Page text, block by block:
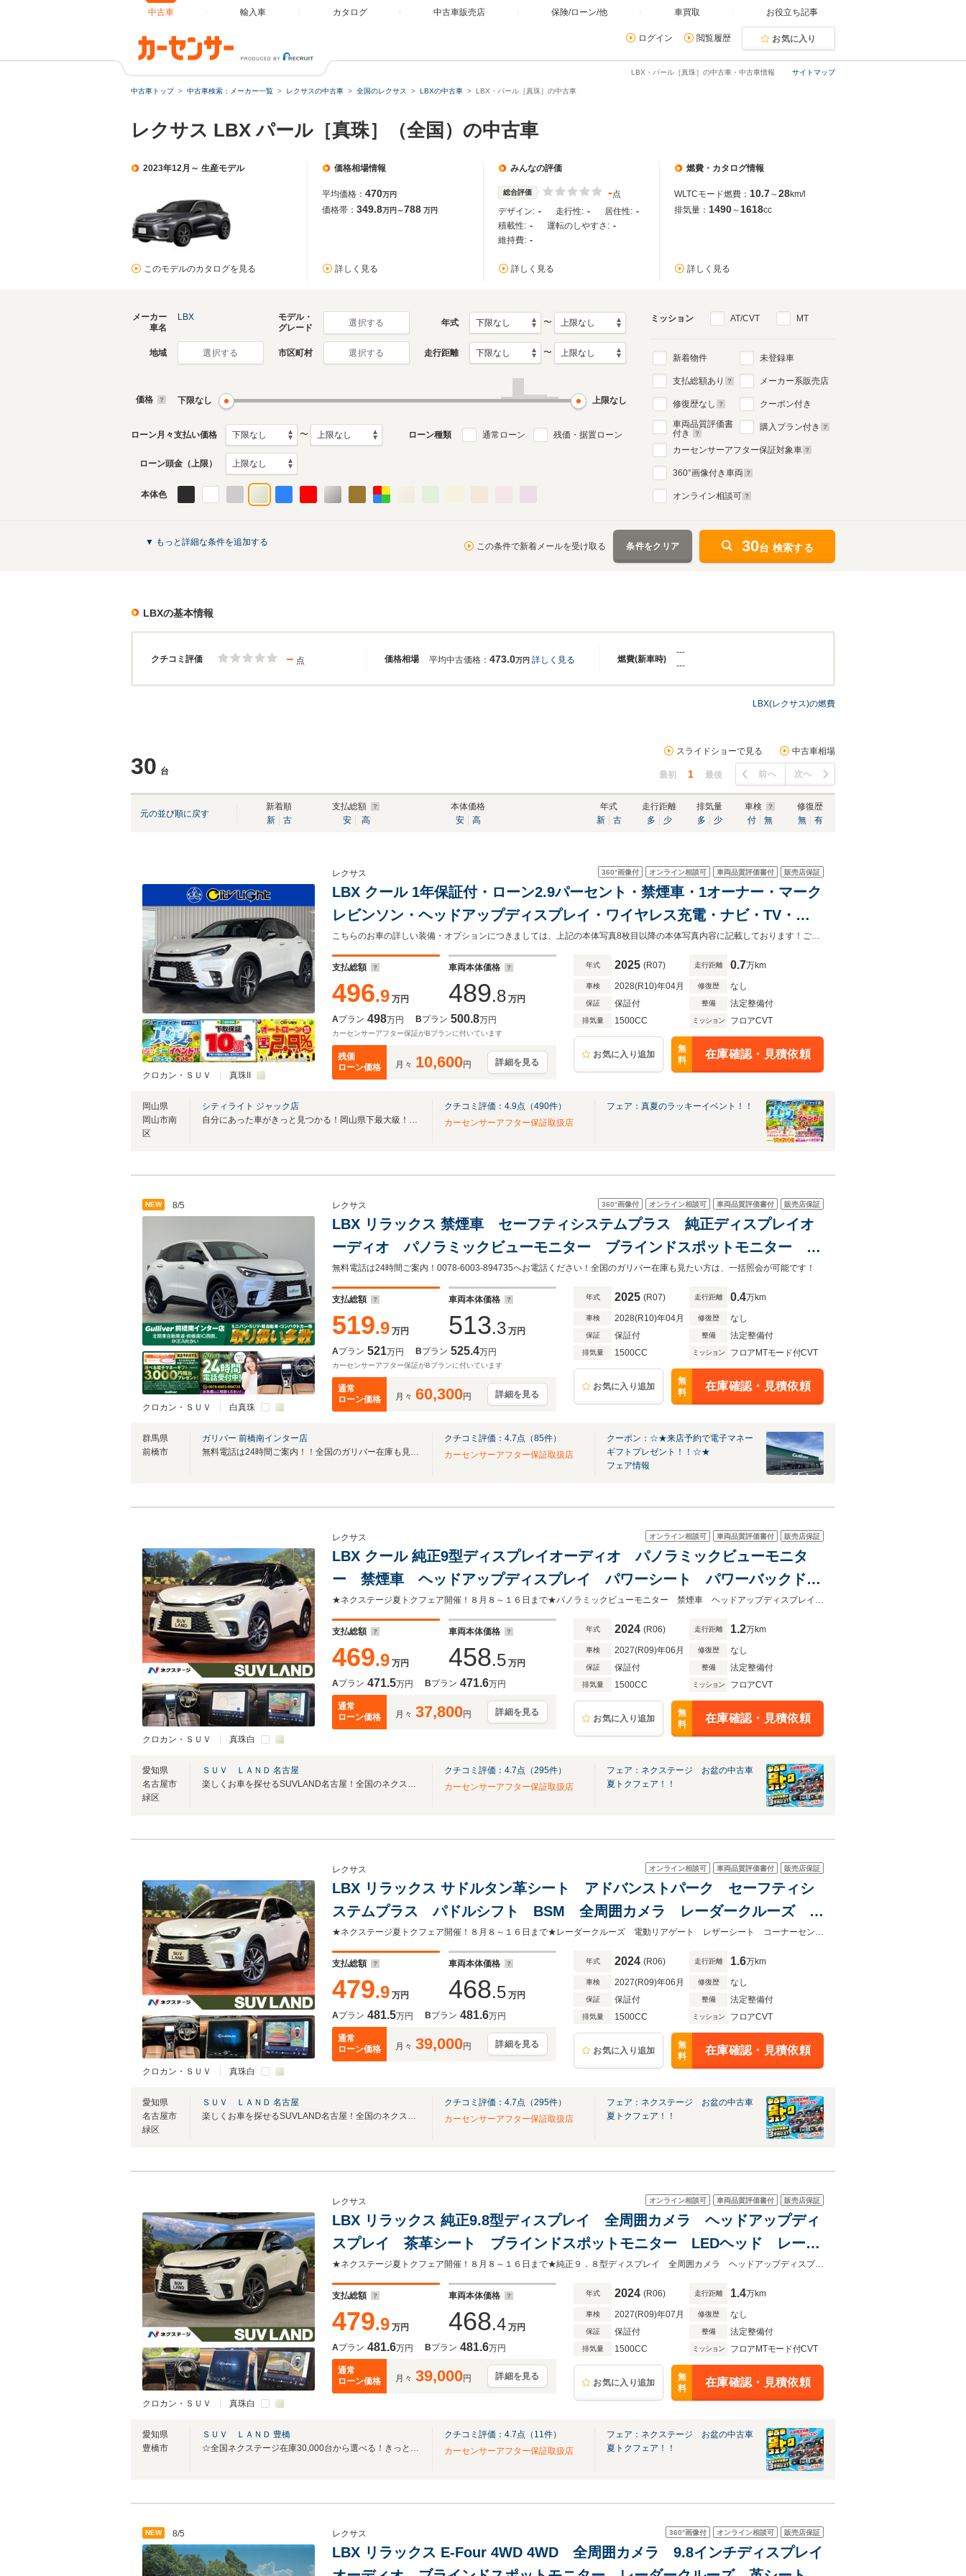
中古車 輸入車 カタログ 中古車販売店 保険/ローン/他 車買取 お役立ち記事
ログイン 閲覧履歴 お気に入り
サイトマップ
LBX・パール［真珠］の中古車・中古車情報
中古車トップ 中古車検索：メーカー一覧 レクサスの中古車 全国のレクサス LBXの中古車 LBX・パール［真珠］の中古車
レクサス LBX パール［真珠］（全国）の中古車
2023年12月～ 生産モデル
このモデルのカタログを見る
価格相場情報
平均価格： 470万円
価格帯： 349.8万円～788 万円
詳しく見る
みんなの評価
総合評価 -点
デザイン: - 走行性: - 居住性: -
積載性: - 運転のしやすさ: -
維持費: -
詳しく見る
燃費・カタログ情報
WLTCモード燃費： 10.7～28km/l
排気量： 1490～ 1618cc
詳しく見る
メーカー
車名
LBX
モデル・
グレード
選択する 年式 〜
地域 選択する 市区町村 選択する 走行距離 〜
価格 下限なし 上限なし
ローン月々支払い価格 〜 ローン種類 通常ローン 残価・据置ローン
ローン頭金（上限）
本体色
ミッション AT/CVT MT
新着物件
支払総額あり
修復歴なし
車両品質評価書
付き
未登録車
メーカー系販売店
クーポン付き
購入プラン付き
カーセンサーアフター保証対象車
360°画像付き車両
オンライン相談可
▼ もっと詳細な条件を追加する この条件で新着メールを受け取る 条件をクリア 30台 検索する
LBXの基本情報
クチコミ評価 価格相場 燃費(新車時)
－ 点 平均中古価格： 473.0万円 詳しく見る
---
---
LBX(レクサス)の燃費
30 台
スライドショーで見る 中古車相場
最初 1 最後 前へ 次へ
元の並び順に戻す
新着順
新
古
支払総額
安
高
本体価格
安
高
年式
新
古
走行距離
多
少
排気量
多
少
車検
付
無
修復歴
無
有
クロカン・ＳＵＶ 真珠II
360°画像付 オンライン相談可 車両品質評価書付 販売店保証
レクサス
LBX クール 1年保証付・ローン2.9パーセント・禁煙車・1オーナー・マーク
レビンソン・ヘッドアップディスプレイ・ワイヤレス充電・ナビ・TV・
Bluetooth・パノラミックビューモニター・レクサスセーフティ・クルーズ
コントロール
こちらのお車の詳しい装備・オプションにつきましては、上記の本体写真8枚目以降の本体写真内容に記載しております！ご不明な点などございましたら、何なりとお申し付けくださいませ！
支払総額
496.9 万円
車両本体価格
489.8 万円
Aプラン 498万円 Bプラン 500.8万円
カーセンサーアフター保証がBプランに付いています
残価
ローン価格
月々 10,600円 詳細を見る
年式 2025 (R07) 走行距離 0.7万km
車検 2028(R10)年04月 修復歴 なし
保証 保証付 整備 法定整備付
排気量 1500CC ミッション フロアCVT
お気に入り追加
無
料
在庫確認・見積依頼
岡山県
岡山市南
区
シティライト ジャック店
自分にあった車がきっと見つかる！岡山県下最大級！新車・中古車ならシティライト
クチコミ評価： 4.9点（490件）
カーセンサーアフター保証取扱店
フェア：真夏のラッキーイベント！！
NEW 8/5
クロカン・ＳＵＶ 白真珠
360°画像付 オンライン相談可 車両品質評価書付 販売店保証
レクサス
LBX リラックス 禁煙車 セーフティシステムプラス 純正ディスプレイオ
ーディオ パノラミックビューモニター ブラインドスポットモニター ヘ
ッドアップディスプレイ サドルタン革シート 純正ドライブレコーダー
フルセグTV
無料電話は24時間ご案内！0078-6003-894735へお電話ください！全国のガリバー在庫も見たい方は、一括照会が可能です！
支払総額
519.9 万円
車両本体価格
513.3 万円
Aプラン 521万円 Bプラン 525.4万円
カーセンサーアフター保証がBプランに付いています
通常
ローン価格
月々 60,300円 詳細を見る
年式 2025 (R07) 走行距離 0.4万km
車検 2028(R10)年04月 修復歴 なし
保証 保証付 整備 法定整備付
排気量 1500CC ミッション フロアMTモード付CVT
お気に入り追加
無
料
在庫確認・見積依頼
群馬県
前橋市
ガリバー 前橋南インター店
無料電話は24時間ご案内！！全国のガリバー在庫も見たい方は一括照会が可能です！
クチコミ評価： 4.7点（85件）
カーセンサーアフター保証取扱店
クーポン：☆★来店予約で電子マネー
ギフトプレゼント！！☆★
フェア情報
クロカン・ＳＵＶ 真珠白
オンライン相談可 車両品質評価書付 販売店保証
レクサス
LBX クール 純正9型ディスプレイオーディオ パノラミックビューモニタ
ー 禁煙車 ヘッドアップディスプレイ パワーシート パワーバックド
ア パワーシート シートヒーター LEDヘッドライト ETC
★ネクステージ夏トクフェア開催！８月８～１６日まで★パノラミックビューモニター 禁煙車 ヘッドアップディスプレイ パワーシート パワーバックドア ＥＴＣ
支払総額
469.9 万円
車両本体価格
458.5 万円
Aプラン 471.5万円 Bプラン 471.6万円
通常
ローン価格
月々 37,800円 詳細を見る
年式 2024 (R06) 走行距離 1.2万km
車検 2027(R09)年06月 修復歴 なし
保証 保証付 整備 法定整備付
排気量 1500CC ミッション フロアCVT
お気に入り追加
無
料
在庫確認・見積依頼
愛知県
名古屋市
緑区
ＳＵＶ ＬＡＮＤ 名古屋
楽しくお車を探せるSUVLAND名古屋！全国のネクステージ在庫30000台を紹介！
クチコミ評価： 4.7点（295件）
カーセンサーアフター保証取扱店
フェア：ネクステージ お盆の中古車
夏トクフェア！！
クロカン・ＳＵＶ 真珠白
オンライン相談可 車両品質評価書付 販売店保証
レクサス
LBX リラックス サドルタン革シート アドバンストパーク セーフティシ
ステムプラス パドルシフト BSM 全周囲カメラ レーダークルーズ 電
動リアゲート スマートキー LEDヘッド ETC2.0 純正18インチアルミ ★ネクステージ夏トクフェア開催！８月８～１６日まで★レーダークルーズ 電動リアゲート レザーシート コーナーセンサー スマートキー ＬＥＤヘッド ＥＴＣ
支払総額
479.9 万円
車両本体価格
468.5 万円
Aプラン 481.5万円 Bプラン 481.6万円
通常
ローン価格
月々 39,000円 詳細を見る
年式 2024 (R06) 走行距離 1.6万km
車検 2027(R09)年06月 修復歴 なし
保証 保証付 整備 法定整備付
排気量 1500CC ミッション フロアCVT
お気に入り追加
無
料
在庫確認・見積依頼
愛知県
名古屋市
緑区
ＳＵＶ ＬＡＮＤ 名古屋
楽しくお車を探せるSUVLAND名古屋！全国のネクステージ在庫30000台を紹介！
クチコミ評価： 4.7点（295件）
カーセンサーアフター保証取扱店
フェア：ネクステージ お盆の中古車
夏トクフェア！！
クロカン・ＳＵＶ 真珠白
オンライン相談可 車両品質評価書付 販売店保証
レクサス
LBX リラックス 純正9.8型ディスプレイ 全周囲カメラ ヘッドアップディ
スプレイ 茶革シート ブラインドスポットモニター LEDヘッド レーダ
ークルーズ シートヒーター ステアリングヒーター パワーシート
★ネクステージ夏トクフェア開催！８月８～１６日まで★純正９．８型ディスプレイ 全周囲カメラ ヘッドアップディスプレイ 茶革シート ブラインドスポット
支払総額
479.9 万円
車両本体価格
468.4 万円
Aプラン 481.6万円 Bプラン 481.6万円
通常
ローン価格
月々 39,000円 詳細を見る
年式 2024 (R06) 走行距離 1.4万km
車検 2027(R09)年07月 修復歴 なし
保証 保証付 整備 法定整備付
排気量 1500CC ミッション フロアMTモード付CVT
お気に入り追加
無
料
在庫確認・見積依頼
愛知県
豊橋市
ＳＵＶ ＬＡＮＤ 豊橋
☆全国ネクステージ在庫30,000台から選べる！きっとお気に入りの愛車が見つかります☆
クチコミ評価： 4.7点（ 11件）
カーセンサーアフター保証取扱店
フェア：ネクステージ お盆の中古車
夏トクフェア！！
NEW 8/5 360°画像付 オンライン相談可 販売店保証
レクサス
LBX リラックス E-Four 4WD 4WD 全周囲カメラ 9.8インチディスプレイ